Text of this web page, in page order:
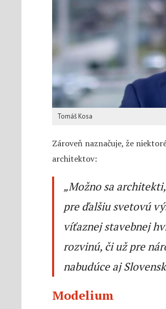
Tomáš Kosa
Zároveň naznačuje, že
architektov:
„Možno sa
pre ďalšiu svetovú
víťaznej stavebnej
rozvinú, či už pre
nabudúce aj
Modelium